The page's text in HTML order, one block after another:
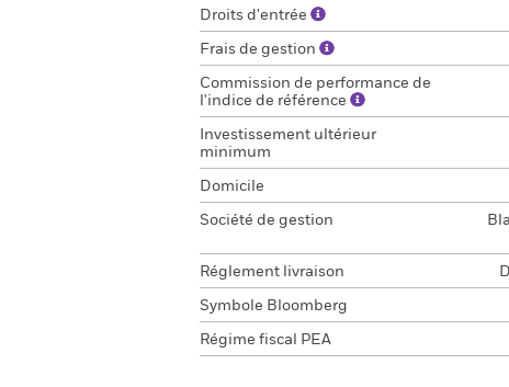
Droits d'entrée
Frais de gestion
Commission de performance de
l'indice de référence
Investissement ultérieur
minimum
Domicile
Société de gestion
Réglement livraison
Symbole Bloomberg
Régime fiscal PEA